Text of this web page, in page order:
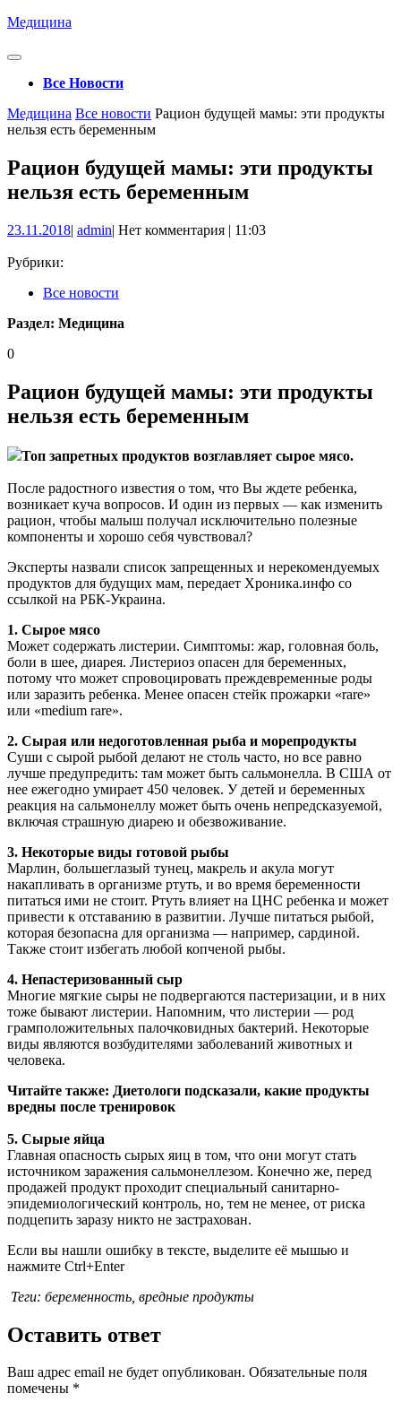
Перейти
содержимому
Медицина
Кнопка
ОткрытьВсе Новости
Кнопка
Закрыть
Медицина Все новости Рацион будущей мамы: эти продукты
нельзя есть беременным
Рацион будущей мамы: эти продукты
нельзя есть беременным
23.11.201823.11.2018
| adminadmin
| Нет комментария | 11:03
Рубрики:
Все новости
Раздел: Медицина
0
Рацион будущей мамы: эти продукты
нельзя есть беременным
Топ запретных продуктов возглавляет сырое мясо.
После радостного известия о том, что Вы ждете ребенка,
возникает куча вопросов. И один из первых — как изменить
рацион, чтобы малыш получал исключительно полезные
компоненты и хорошо себя чувствовал?
Эксперты назвали список запрещенных и нерекомендуемых
продуктов для будущих мам, передает Хроника.инфо со
ссылкой на РБК-Украина.
1. Сырое мясо
Может содержать листерии. Симптомы: жар, головная боль,
боли в шее, диарея. Листериоз опасен для беременных,
потому что может спровоцировать преждевременные роды
или заразить ребенка. Менее опасен стейк прожарки «rare»
или «medium rare».
2. Сырая или недоготовленная рыба и морепродукты
Суши с сырой рыбой делают не столь часто, но все равно
лучше предупредить: там может быть сальмонелла. В США от
нее ежегодно умирает 450 человек. У детей и беременных
реакция на сальмонеллу может быть очень непредсказуемой,
включая страшную диарею и обезвоживание.
3. Некоторые виды готовой рыбы
Марлин, большеглазый тунец, макрель и акула могут
накапливать в организме ртуть, и во время беременности
питаться ими не стоит. Ртуть влияет на ЦНС ребенка и может
привести к отставанию в развитии. Лучше питаться рыбой,
которая безопасна для организма — например, сардиной.
Также стоит избегать любой копченой рыбы.
4. Непастеризованный сыр
Многие мягкие сыры не подвергаются пастеризации, и в них
тоже бывают листерии. Напомним, что листерии — род
грамположительных палочковидных бактерий. Некоторые
виды являются возбудителями заболеваний животных и
человека.
Читайте также: Диетологи подсказали, какие продукты
вредны после тренировок
5. Сырые яйца
Главная опасность сырых яиц в том, что они могут стать
источником заражения сальмонеллезом. Конечно же, перед
продажей продукт проходит специальный санитарно-
эпидемиологический контроль, но, тем не менее, от риска
подцепить заразу никто не застрахован.
Если вы нашли ошибку в тексте, выделите её мышью и
нажмите Ctrl+Enter
Теги: беременность, вредные продукты
Оставить ответ
Ваш адрес email не будет опубликован. Обязательные поля
помечены *